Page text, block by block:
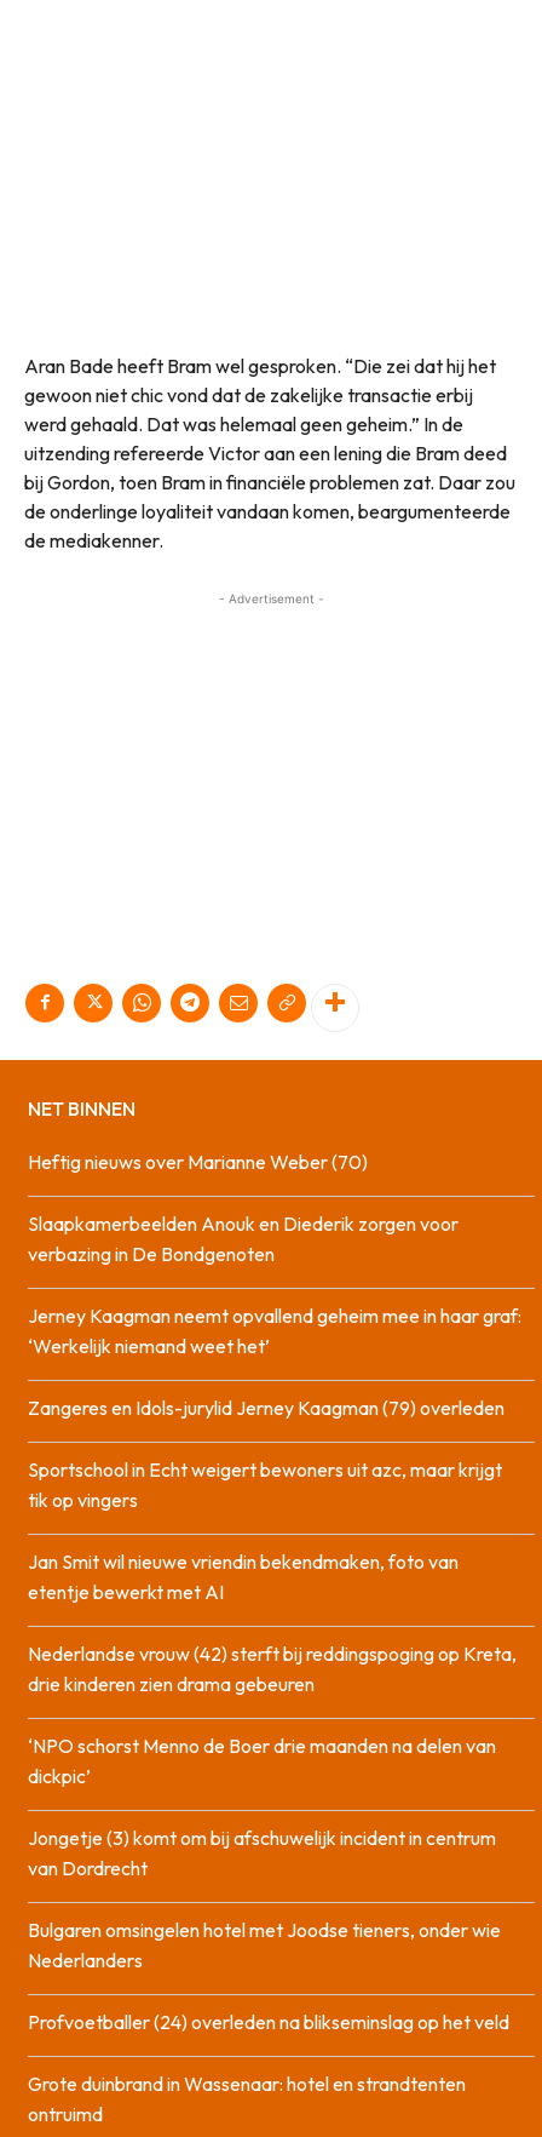
Aran Bade heeft Bram wel gesproken. “Die zei dat hij het
gewoon niet chic vond dat de zakelijke transactie erbij
werd gehaald. Dat was helemaal geen geheim.” In de
uitzending refereerde Victor aan een lening die Bram deed
bij Gordon, toen Bram in financiële problemen zat. Daar zou
de onderlinge loyaliteit vandaan komen, beargumenteerde
de mediakenner.
- Advertisement -
NET BINNEN
Heftig nieuws over Marianne Weber (70)
Slaapkamerbeelden Anouk en Diederik zorgen voor
verbazing in De Bondgenoten
Jerney Kaagman neemt opvallend geheim mee in haar graf:
‘Werkelijk niemand weet het’
Zangeres en Idols-jurylid Jerney Kaagman (79) overleden
Sportschool in Echt weigert bewoners uit azc, maar krijgt
tik op vingers
Jan Smit wil nieuwe vriendin bekendmaken, foto van
etentje bewerkt met AI
Nederlandse vrouw (42) sterft bij reddingspoging op Kreta,
drie kinderen zien drama gebeuren
‘NPO schorst Menno de Boer drie maanden na delen van
dickpic’
Jongetje (3) komt om bij afschuwelijk incident in centrum
van Dordrecht
Bulgaren omsingelen hotel met Joodse tieners, onder wie
Nederlanders
Profvoetballer (24) overleden na blikseminslag op het veld
Grote duinbrand in Wassenaar: hotel en strandtenten
ontruimd